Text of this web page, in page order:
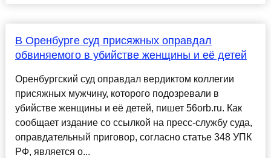
В Оренбурге суд присяжных оправдал
обвиняемого в убийстве женщины и её детей
Оренбургский суд оправдал вердиктом коллегии
присяжных мужчину, которого подозревали в
убийстве женщины и её детей, пишет 56orb.ru. Как
сообщает издание со ссылкой на пресс-службу суда,
оправдательный приговор, согласно статье 348 УПК
РФ, является о...